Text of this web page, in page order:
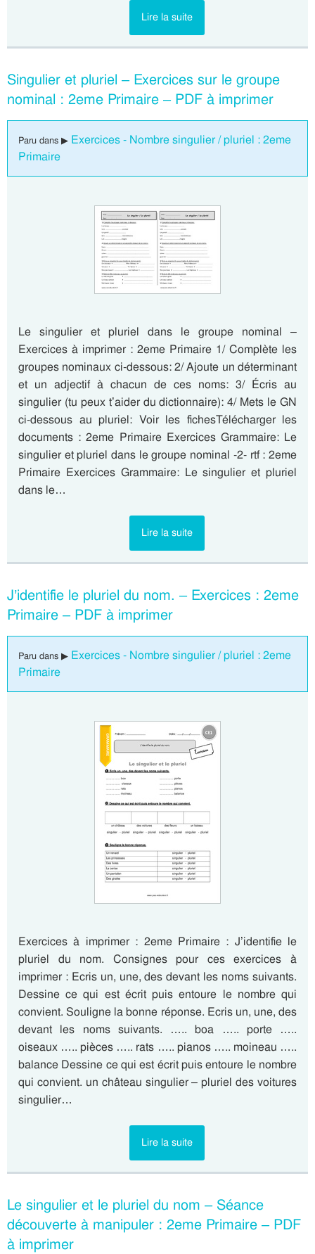
Lire la suite
Singulier et pluriel – Exercices sur le groupe
nominal : 2eme Primaire – PDF à imprimer
Paru dans ▶ Exercices - Nombre singulier / pluriel : 2eme
Primaire
Le singulier et pluriel dans le groupe nominal –
Exercices à imprimer : 2eme Primaire 1/ Complète les
groupes nominaux ci-dessous: 2/ Ajoute un déterminant
et un adjectif à chacun de ces noms: 3/ Écris au
singulier (tu peux t’aider du dictionnaire): 4/ Mets le GN
ci-dessous au pluriel: Voir les fichesTélécharger les
documents : 2eme Primaire Exercices Grammaire: Le
singulier et pluriel dans le groupe nominal -2- rtf : 2eme
Primaire Exercices Grammaire: Le singulier et pluriel
dans le…
Lire la suite
J’identifie le pluriel du nom. – Exercices : 2eme
Primaire – PDF à imprimer
Paru dans ▶ Exercices - Nombre singulier / pluriel : 2eme
Primaire
Exercices à imprimer : 2eme Primaire : J’identifie le
pluriel du nom. Consignes pour ces exercices à
imprimer : Ecris un, une, des devant les noms suivants.
Dessine ce qui est écrit puis entoure le nombre qui
convient. Souligne la bonne réponse. Ecris un, une, des
devant les noms suivants. ….. boa ….. porte …..
oiseaux ….. pièces ….. rats ….. pianos ….. moineau …..
balance Dessine ce qui est écrit puis entoure le nombre
qui convient. un château singulier – pluriel des voitures
singulier…
Lire la suite
Le singulier et le pluriel du nom – Séance
découverte à manipuler : 2eme Primaire – PDF
à imprimer